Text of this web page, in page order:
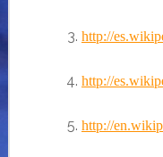
http://
http://
http://